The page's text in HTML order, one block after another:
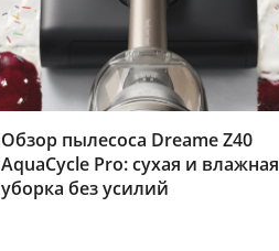
Обзор пылесоса Dreame Z40
AquaCycle Pro: сухая и влажная
уборка без усилий